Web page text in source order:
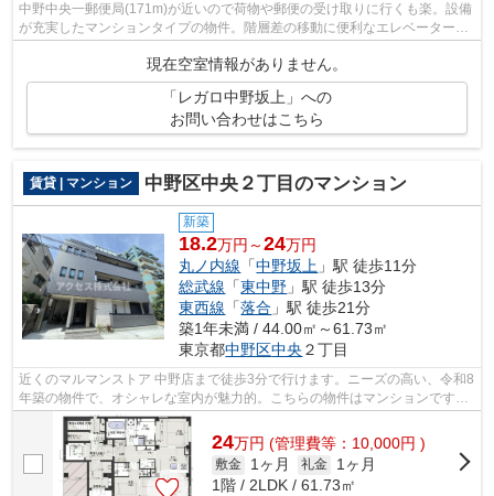
中野中央一郵便局(171m)が近いので荷物や郵便の受け取りに行くも楽。設備
が充実したマンションタイプの物件。階層差の移動に便利なエレベーターが
現在空室情報がありません。
「レガロ中野坂上」への
お問い合わせはこちら
賃貸 | マンション 中野区中央２丁目のマンション
新築
18.2万円～24万円
丸ノ内線 「中野坂上 」駅 徒歩11分
総武線 「東中野 」駅 徒歩13分
東西線 「落合 」駅 徒歩21分
築1年未満 / 44.00㎡～61.73㎡
東京都中野区中央 ２丁目
近くのマルマンストア 中野店まで徒歩3分で行けます。ニーズの高い、令和8
年築の物件で、オシャレな室内が魅力的。こちらの物件はマンションです。
シンプルながらも風の通り道がしっか...
24万円 (管理費等：10,000円 )
敷金 1ヶ月 礼金
1ヶ月
1階 / 2LDK / 61.73㎡